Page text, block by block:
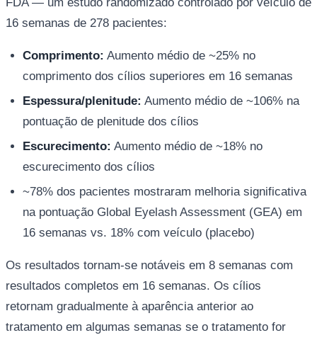
16 semanas de 278 pacientes:
Comprimento: Aumento médio de ~25% no
comprimento dos cílios superiores em 16 semanas
Espessura/plenitude: Aumento médio de ~106% na
pontuação de plenitude dos cílios
Escurecimento: Aumento médio de ~18% no
escurecimento dos cílios
~78% dos pacientes mostraram melhoria significativa
na pontuação Global Eyelash Assessment (GEA) em
16 semanas vs. 18% com veículo (placebo)
Os resultados tornam-se notáveis em 8 semanas com
resultados completos em 16 semanas. Os cílios
retornam gradualmente à aparência anterior ao
tratamento em algumas semanas se o tratamento for